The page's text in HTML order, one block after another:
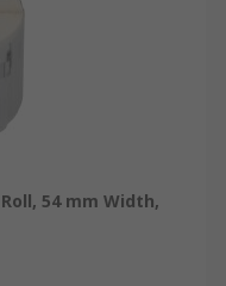
ช้หมึก ใช้ความ
ะยะสั้น เช่น ใบ
: ใช้ริบบิ้นหมึก
กรรมหรือฉลาก
54 mm Width,